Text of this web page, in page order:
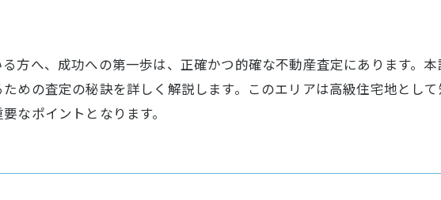
方へ、成功への第一歩は、正確かつ的確な不動産査定にあります。
めの査定の秘訣を詳しく解説します。このエリアは高級住宅地とし
なポイントとなります。